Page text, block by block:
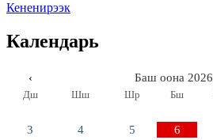
Кененирээк
Календарь
‹ Баш оона 2026
Дш Шш Шр Бш
3
4 5 6